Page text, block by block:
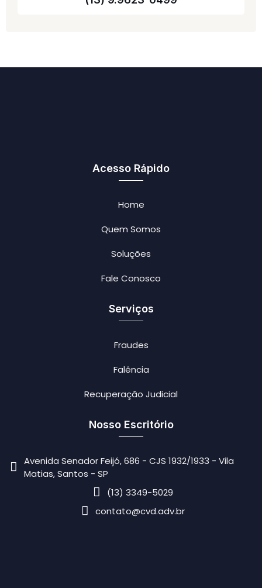
Acesso Rápido
Home
Quem Somos
Soluções
Fale Conosco
Serviços
Fraudes
Falência
Recuperação Judicial
Nosso Escritório
Avenida Senador Feijó, 686 - CJS 1932/1933 - Vila
Matias, Santos - SP
(13) 3349-5029
contato@cvd.adv.br